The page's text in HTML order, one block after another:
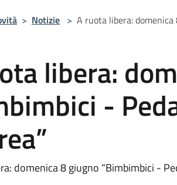
> Notizie > A ruota libera: domenica
libera:
-
domenica 8 giugno “Bimbimbici -